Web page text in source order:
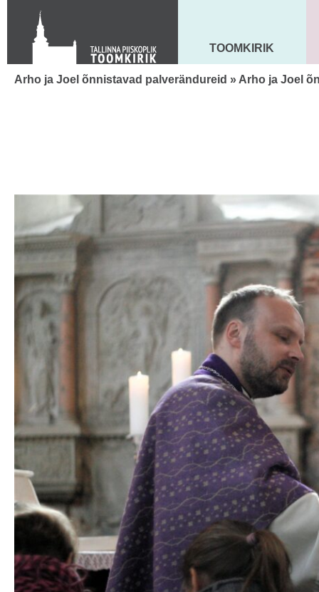
KONTAKT
Toom-Kooli 6, 10130 TALLINN
tallinna.toom@eelk.ee
MAARJA KIRIK
TOOMKIRIK
Arho ja Joel õnnistavad palverändureid » Arho ja Joel